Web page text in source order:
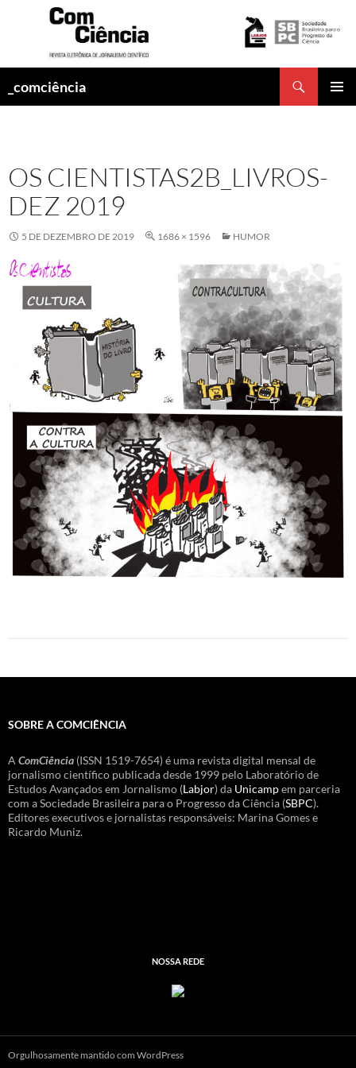
_comciência
OS CIENTISTAS2B_LIVROS-
DEZ 2019
5 DE DEZEMBRO DE 2019 1686 × 1596 HUMOR
SOBRE A COMCIÊNCIA
A ComCiência (ISSN 1519-7654) é uma revista digital mensal de
jornalismo científico publicada desde 1999 pelo Laboratório de
Estudos Avançados em Jornalismo (Labjor) da Unicampem parceria
com a Sociedade Brasileira para o Progresso da Ciência (SBPC).
Editores executivos e jornalistas responsáveis: Marina Gomes e
Ricardo Muniz.
NOSSA REDE
Orgulhosamente mantido com WordPress